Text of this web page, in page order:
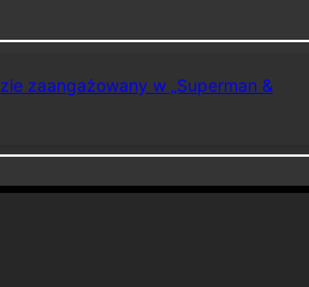
zaangażowany w „Superman &